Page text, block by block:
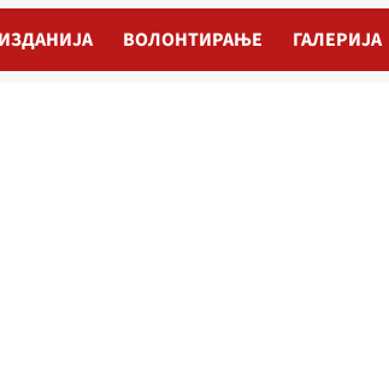
ИЗДАНИЈА ВОЛОНТИРАЊЕ ГАЛЕРИЈА